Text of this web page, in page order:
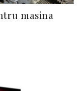
masina